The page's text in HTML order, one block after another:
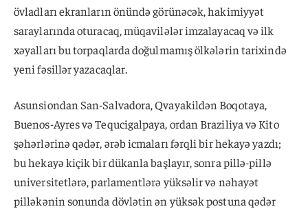
övladları ekranların önündə görünəcək, hakimiyyət
saraylarında oturacaq, müqavilələr imzalayacaq və ilk
xəyalları bu torpaqlarda doğulmamış ölkələrin tarixində
yeni fəsillər yazacaqlar.
Asunsiondan San-Salvadora, Qvayakildən Boqotaya,
Buenos-Ayres və Tequcigalpaya, ordan Braziliya və Kito
şəhərlərinə qədər, ərəb icmaları fərqli bir hekayə yazdı;
bu hekayə kiçik bir dükanla başlayır, sonra pillə-pillə
universitetlərə, parlamentlərə yüksəlir və nəhayət
pilləkənin sonunda dövlətin ən yüksək postuna qədər